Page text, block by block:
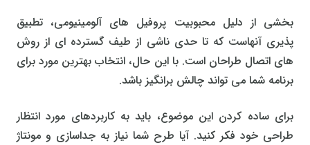
بخشی از دلیل محبوبیت پروفیل های آلومینیومی، تطبیق
پذیری آنهاست که تا حدی ناشی از طیف گسترده ای از روش
های اتصال طراحان است. با این حال، انتخاب بهترین مورد برای
برنامه شما می تواند چالش برانگیز باشد.
برای ساده کردن این موضوع، باید به کاربردهای مورد انتظار
طراحی خود فکر کنید. آیا طرح شما نیاز به جداسازی و مونتاژ